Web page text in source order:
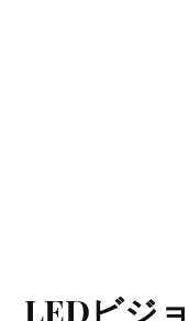
LEDビジ